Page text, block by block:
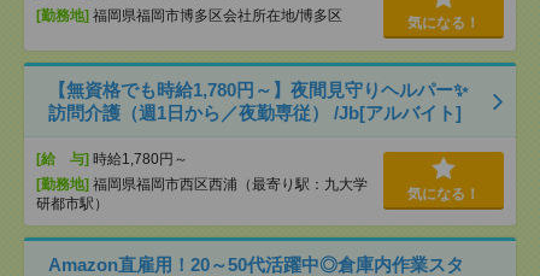
[勤務地] 福岡県福岡市博多区会社所在地/博多区 気になる！
【無資格でも時給1,780円～】夜間見守りヘルパー✨
訪問介護（週1日から／夜勤専従） /Jb[アルバイト]
[給 与] 時給1,780円～
[勤務地] 福岡県福岡市西区西浦（最寄り駅：九大学
研都市駅）
気になる！
Amazon直雇用！20～50代活躍中◎倉庫内作業スタ